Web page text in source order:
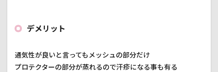
デメリット
通気性が良いと言ってもメッシュの部分だけ
プロテクターの部分が蒸れるので汗疹になる事も有る